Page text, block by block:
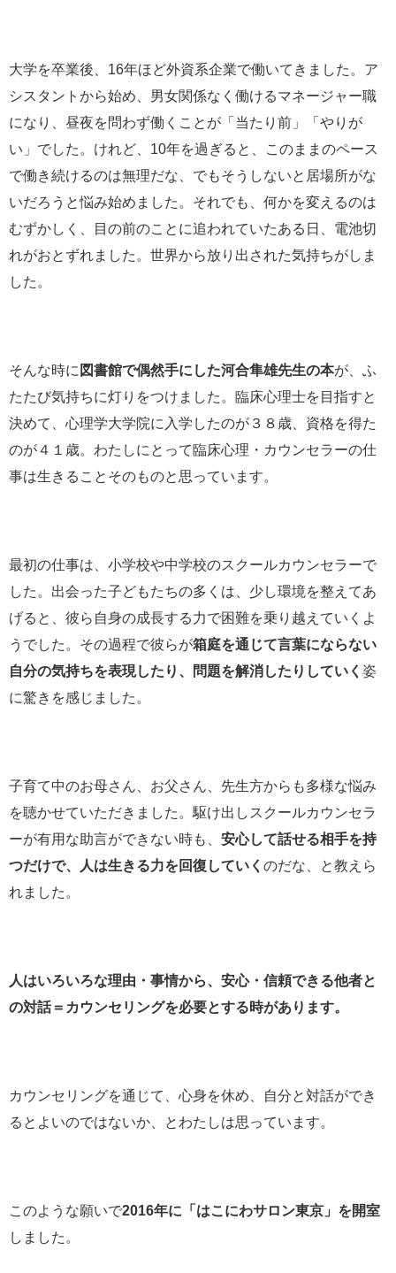
大学を卒業後、16年ほど外資系企業で働いてきました。ア
シスタントから始め、男女関係なく働けるマネージャー職
になり、昼夜を問わず働くことが「当たり前」「やりが
い」でした。けれど、10年を過ぎると、このままのペース
で働き続けるのは無理だな、でもそうしないと居場所がな
いだろうと悩み始めました。それでも、何かを変えるのは
むずかしく、目の前のことに追われていたある日、電池切
れがおとずれました。世界から放り出された気持ちがしま
した。
そんな時に 図書館で偶然手にした河合隼雄先生の本が、ふ
たたび気持ちに灯りをつけました。臨床心理士を目指すと
決めて、心理学大学院に入学したのが３８歳、資格を得た
のが４１歳。わたしにとって臨床心理・カウンセラーの仕
事は生きることそのものと思っています。
最初の仕事は、小学校や中学校のスクールカウンセラーで
した。出会った子どもたちの多くは、少し環境を整えてあ
げると、彼ら自身の成長する力で困難を乗り越えていくよ
うでした。その過程で彼らが箱庭を通じて言葉にならない
自分の気持ちを表現したり、問題を解消したりしていく 姿
に驚きを感じました。
子育て中のお母さん、お父さん、先生方からも多様な悩み
を聴かせていただきました。駆け出しスクールカウンセラ
ーが有用な助言ができない時も、 安心して話せる相手を持
つだけで、人は生きる力を回復していく のだな、と教えら
れました。
人はいろいろな理由・事情から、安心・信頼できる他者と
の対話＝カウンセリングを必要とする時があります。
カウンセリングを通じて、心身を休め、自分と対話ができ
るとよいのではないか、とわたしは思っています。
このような願いで2016年に「はこにわサロン東京」を開室
しました。